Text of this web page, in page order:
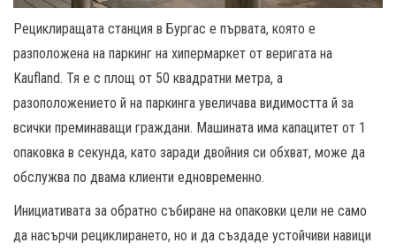
Рециклиращата станция в Бургас е първата, която е
разположена на паркинг на хипермаркет от веригата на
Kaufland. Тя е с площ от 50 квадратни метра, а
разоположението й на паркинга увеличава видимостта й за
всички преминаващи граждани. Машината има капацитет от 1
опаковка в секунда, като заради двойния си обхват, може да
обслужва по двама клиенти едновременно.
Инициативата за обратно събиране на опаковки цели не само
да насърчи рециклирането, но и да създаде устойчиви навици